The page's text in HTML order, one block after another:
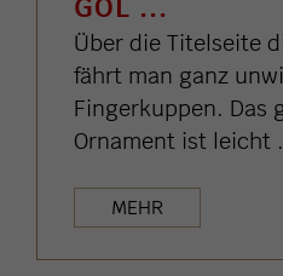
Über die Titelseite
fährt man ganz
Fingerkuppen. Das
Ornament ist leicht
MEHR